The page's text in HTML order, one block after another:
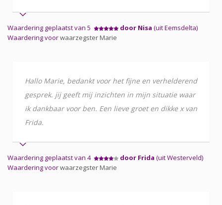
Waardering geplaatst van 5 door Nisa (uit Eemsdelta)
Waardering voorwaarzegster Marie
Hallo Marie, bedankt voor het fijne en verhelderend
gesprek. jij geeft mij inzichten in mijn situatie waar
ik dankbaar voor ben. Een lieve groet en dikke x van
Frida.
Waardering geplaatst van 4 door Frida (uit Westerveld)
Waardering voorwaarzegster Marie